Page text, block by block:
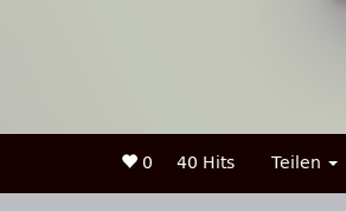
0 40 Hits Teilen